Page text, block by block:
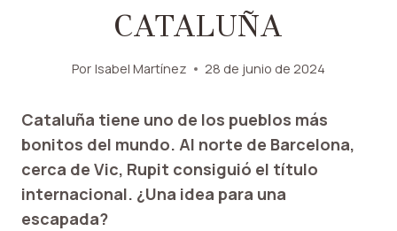
CATALUÑA
Por Isabel Martínez 28 de junio de 2024
Cataluña tiene uno de los pueblos más
bonitos del mundo. Al norte de Barcelona, ​​
cerca de Vic, Rupit consiguió el título
internacional. ¿Una idea para una
escapada?